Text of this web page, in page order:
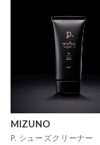
MIZUNO
P. シューズクリーナー